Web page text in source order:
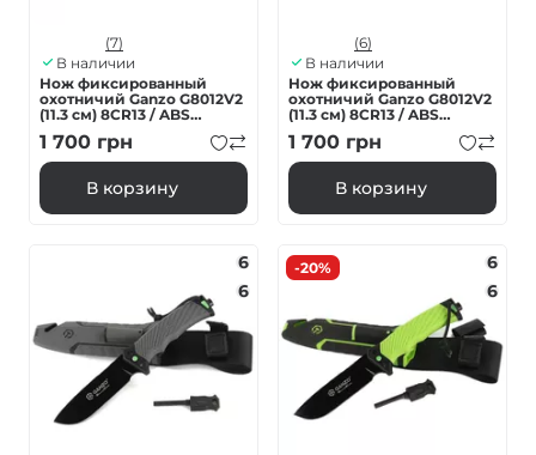
(7)
В наличии
Нож фиксированный
охотничий Ganzo G8012V2
(11.3 см) 8CR13 / ABS
коричневый с чехлом 4 в 1
1 700 грн
В корзину
(6)
В наличии
Нож фиксированный
охотничий Ganzo G8012V2
(11.3 см) 8CR13 / ABS
черный с чехлом 4 в 1
1 700 грн
В корзину
6
6
-20%
6
6